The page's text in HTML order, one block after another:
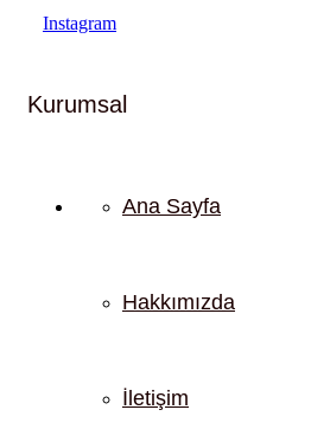
Instagram
Kurumsal
Ana Sayfa
Hakkımızda
İletişim